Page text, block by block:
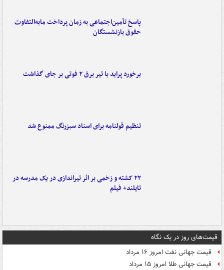
پاسخ تأمین‌اجتماعی به زمان پرداخت مابه‌التفاوت
حقوق بازنشستگان
برخورد پراید با تیر برق ۲ فوتی بر جای گذاشت
تنظیم قولنامه برای اسناد سبزرنگ ممنوع شد
۲۲ کشته و زخمی بر اثر تیراندازی در یک مدرسه در
تایلند+ فیلم
قیمت‌های روز در یک نگاه
قیمت جهانی نفت امروز ۱۶ مرداد
قیمت جهانی طلا امروز ۱۵ مرداد